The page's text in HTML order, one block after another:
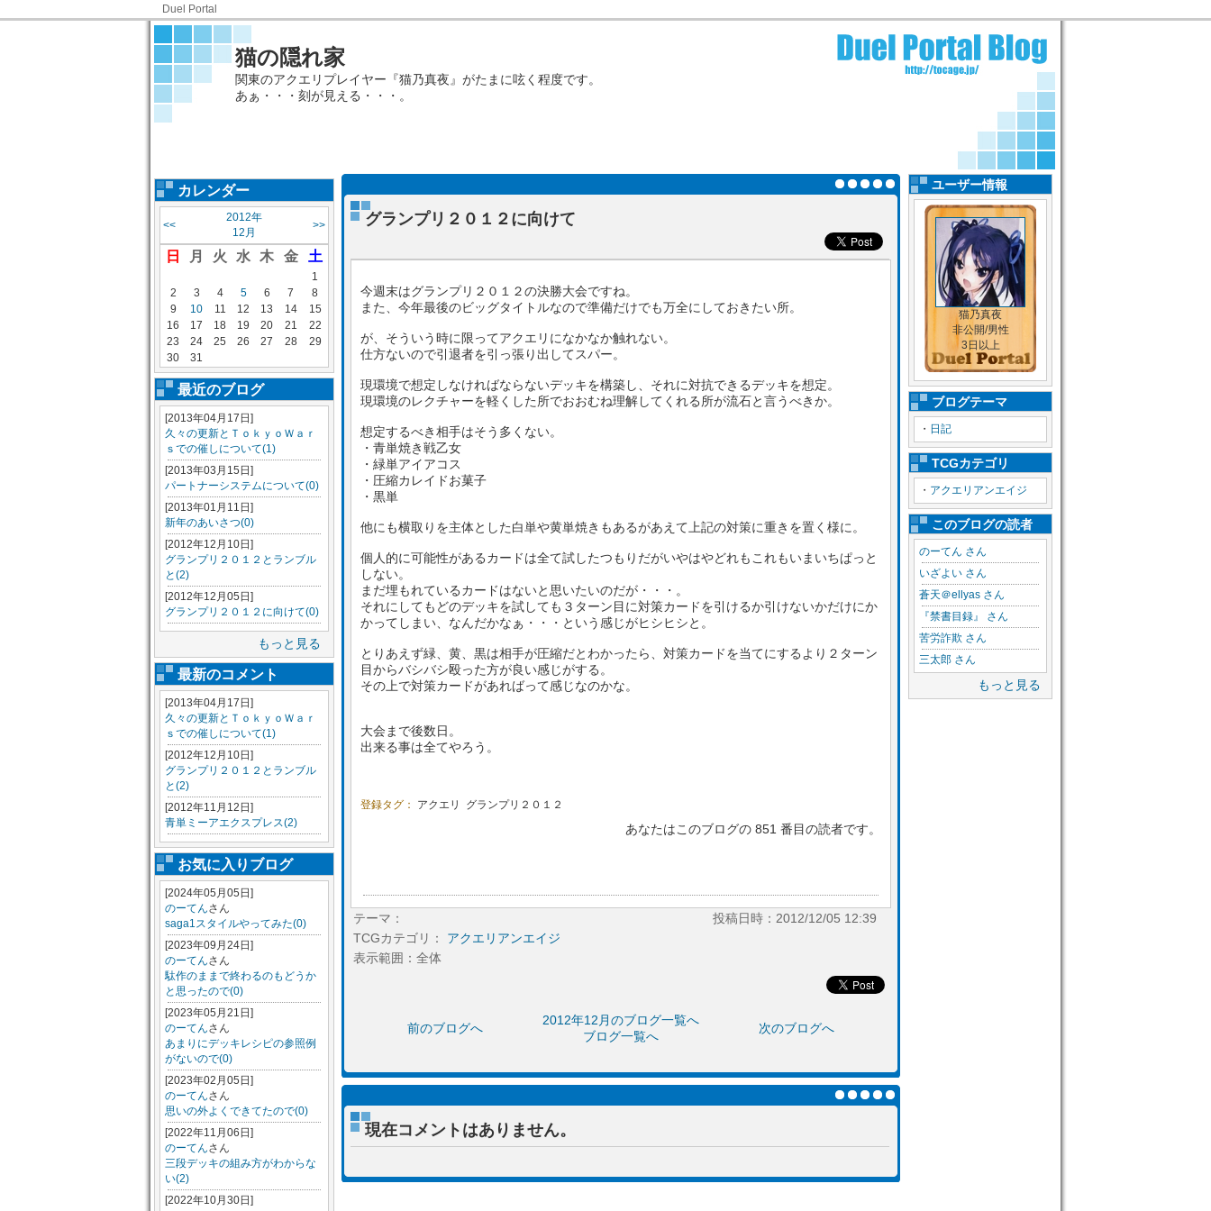
Duel Portal
猫の隠れ家
関東のアクエリプレイヤー『猫乃真夜』がたまに呟く程度です。
あぁ・・・刻が見える・・・。
カレンダー
<<
2012年
12月
>>
日 月 火 水 木 金 土
1
2
3 4 5 6 7
8
9
10 11 12 13 14
15
16
17 18 19 20 21
22
23
24 25 26 27 28
29
30
31
最近のブログ
[2013年04月17日]
久々の更新とＴｏｋｙｏＷａｒ
ｓでの催しについて(1)
[2013年03月15日]
パートナーシステムについて(0)
[2013年01月11日]
新年のあいさつ(0)
[2012年12月10日]
グランプリ２０１２とランブル
と(2)
[2012年12月05日]
グランプリ２０１２に向けて(0)
もっと見る
最新のコメント
[2013年04月17日]
久々の更新とＴｏｋｙｏＷａｒ
ｓでの催しについて(1)
[2012年12月10日]
グランプリ２０１２とランブル
と(2)
[2012年11月12日]
青単ミーアエクスプレス(2)
お気に入りブログ
[2024年05月05日]
のーてんさん
saga1スタイルやってみた(0)
[2023年09月24日]
のーてんさん
駄作のままで終わるのもどうか
と思ったので(0)
[2023年05月21日]
のーてんさん
あまりにデッキレシピの参照例
がないので(0)
[2023年02月05日]
のーてんさん
思いの外よくできてたので(0)
[2022年11月06日]
のーてんさん
三段デッキの組み方がわからな
い(2)
[2022年10月30日]
ユーザー情報
猫乃真夜
非公開/男性
3日以上
ブログテーマ
・ 日記
TCGカテゴリ
・ アクエリアンエイジ
このブログの読者
のーてん さん
いざよい さん
蒼天＠ellyas さん
『禁書目録』 さん
苦労詐欺 さん
三太郎 さん
もっと見る
グランプリ２０１２に向けて
今週末はグランプリ２０１２の決勝大会ですね。
また、今年最後のビッグタイトルなので準備だけでも万全にしておきたい所。
が、そういう時に限ってアクエリになかなか触れない。
仕方ないので引退者を引っ張り出してスパー。
現環境で想定しなければならないデッキを構築し、それに対抗できるデッキを想定。
現環境のレクチャーを軽くした所でおおむね理解してくれる所が流石と言うべきか。
想定するべき相手はそう多くない。
・青単焼き戦乙女
・緑単アイアコス
・圧縮カレイドお菓子
・黒単
他にも横取りを主体とした白単や黄単焼きもあるがあえて上記の対策に重きを置く様に。
個人的に可能性があるカードは全て試したつもりだがいやはやどれもこれもいまいちぱっと
しない。
まだ埋もれているカードはないと思いたいのだが・・・。
それにしてもどのデッキを試しても３ターン目に対策カードを引けるか引けないかだけにか
かってしまい、なんだかなぁ・・・という感じがヒシヒシと。
とりあえず緑、黄、黒は相手が圧縮だとわかったら、対策カードを当てにするより２ターン
目からバシバシ殴った方が良い感じがする。
その上で対策カードがあればって感じなのかな。
大会まで後数日。
出来る事は全てやろう。
登録タグ： アクエリ グランプリ２０１２
あなたはこのブログの 851 番目の読者です。
テーマ：
投稿日時：2012/12/05 12:39
TCGカテゴリ： アクエリアンエイジ
表示範囲：全体
前のブログへ
2012年12月のブログ一覧へ
ブログ一覧へ
次のブログへ
現在コメントはありません。